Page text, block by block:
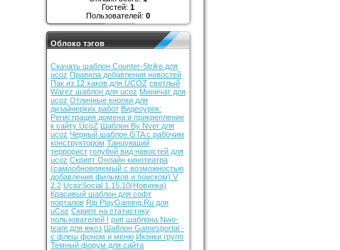
Гостей: 1
Пользователей: 0
Облоко тэгов
Cкачать шаблон Counter-Strike для
ucoz Правила добавления новостей
Пак из 12 хаков для UCOZ светлый
Warez шаблон для ucoz Миничат для
ucoz Отличные кнопки для
дизайнерких работ Видеоурок:
Регистрация домена и прикрепление
к сайту UcoZ Шаблон By Nver для
ucoz Черный шаблон GTA с рабочим
конструктором Танцующий
террорист голубой вид новостей для
ucoz Скрипт Онлайн кинотеатра
(самообновляемый с возможностью
добавления фильмов и поиском) V
2.2 UcozSocial 1.15.10(Новинка)
Красивый шаблон для софт
порталов Rip PlayGaming.Ru для
uCoz Скрипт на статистику
пользователей ! рип шаблона Nwo-
team для юкоз Шаблон Gamesportal -
с флеш фоном и меню Иконки групп
Темный форум для сайта